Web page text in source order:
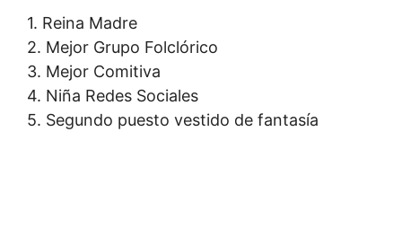
1. Reina Madre
2. Mejor Grupo Folclórico
3. Mejor Comitiva
4. Niña Redes Sociales
5. Segundo puesto vestido de fantasía